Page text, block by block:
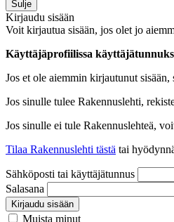
Sulje
Kirjaudu sisään
Voit kirjautua sisään, jos olet jo
Käyttäjäprofiilissa
Jos et ole aiemmin kirjautunut sisään,
Jos sinulle tulee Rakennuslehti,
Jos sinulle ei tule Rakennuslehteä,
Tilaa Rakennuslehti tästä tai
Sähköposti tai käyttäjätunnus
Salasana
Kirjaudu sisään
Muista minut